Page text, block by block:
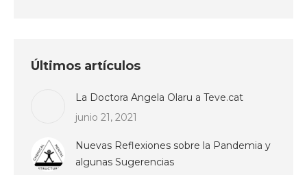
Últimos artículos
La Doctora Angela Olaru a Teve.cat
junio 21, 2021
Nuevas Reflexiones sobre la Pandemia y
algunas Sugerencias